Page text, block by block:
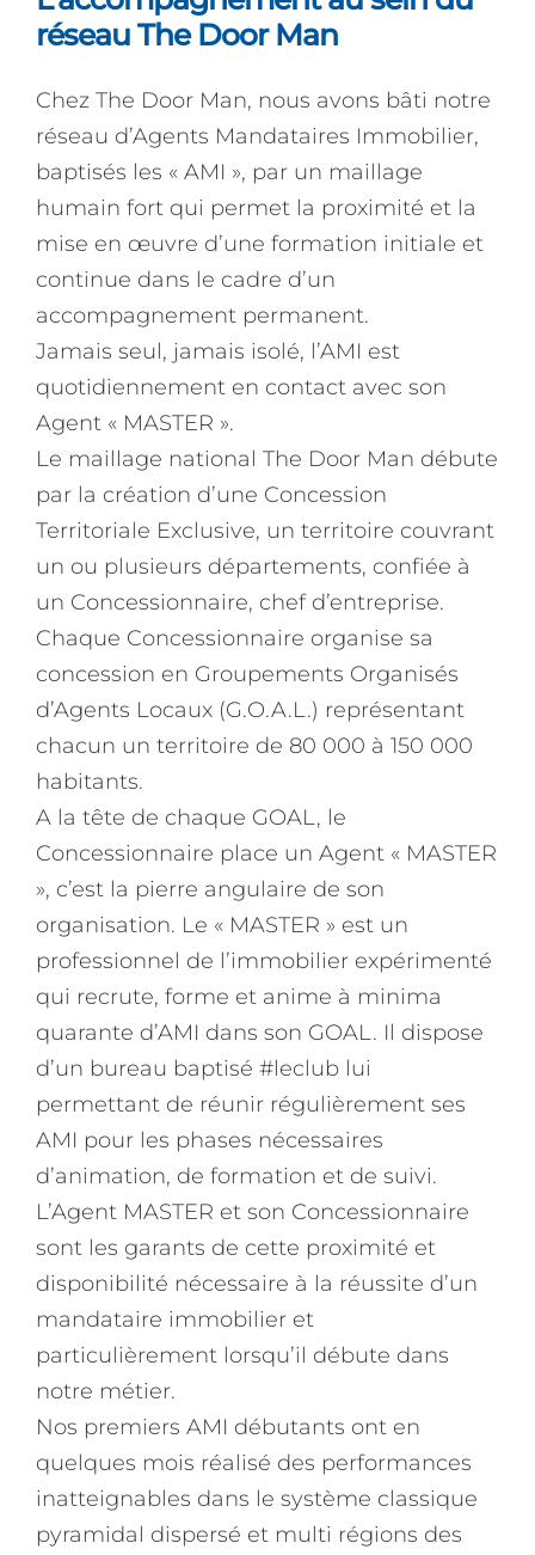
réseau The Door Man
Chez The Door Man, nous avons bâti notre
réseau d’Agents Mandataires Immobilier,
baptisés les « AMI », par un maillage
humain fort qui permet la proximité et la
mise en œuvre d’une formation initiale et
continue dans le cadre d’un
accompagnement permanent.
Jamais seul, jamais isolé, l’AMI est
quotidiennement en contact avec son
Agent « MASTER ».
Le maillage national The Door Man débute
par la création d’une Concession
Territoriale Exclusive, un territoire couvrant
un ou plusieurs départements, confiée à
un Concessionnaire, chef d’entreprise.
Chaque Concessionnaire organise sa
concession en Groupements Organisés
d’Agents Locaux (G.O.A.L.) représentant
chacun un territoire de 80 000 à 150 000
habitants.
A la tête de chaque GOAL, le
Concessionnaire place un Agent « MASTER
», c’est la pierre angulaire de son
organisation. Le « MASTER » est un
professionnel de l’immobilier expérimenté
qui recrute, forme et anime à minima
quarante d’AMI dans son GOAL. Il dispose
d’un bureau baptisé #leclub lui
permettant de réunir régulièrement ses
AMI pour les phases nécessaires
d’animation, de formation et de suivi.
L’Agent MASTER et son Concessionnaire
sont les garants de cette proximité et
disponibilité nécessaire à la réussite d’un
mandataire immobilier et
particulièrement lorsqu’il débute dans
notre métier.
Nos premiers AMI débutants ont en
quelques mois réalisé des performances
inatteignables dans le système classique
pyramidal dispersé et multi régions des